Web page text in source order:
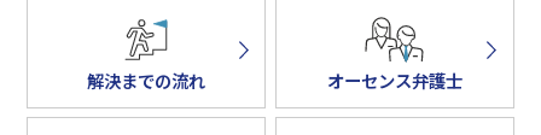
解決までの流れ オーセンス弁護士